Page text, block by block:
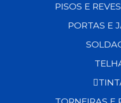
PISOS E
PORTAS E